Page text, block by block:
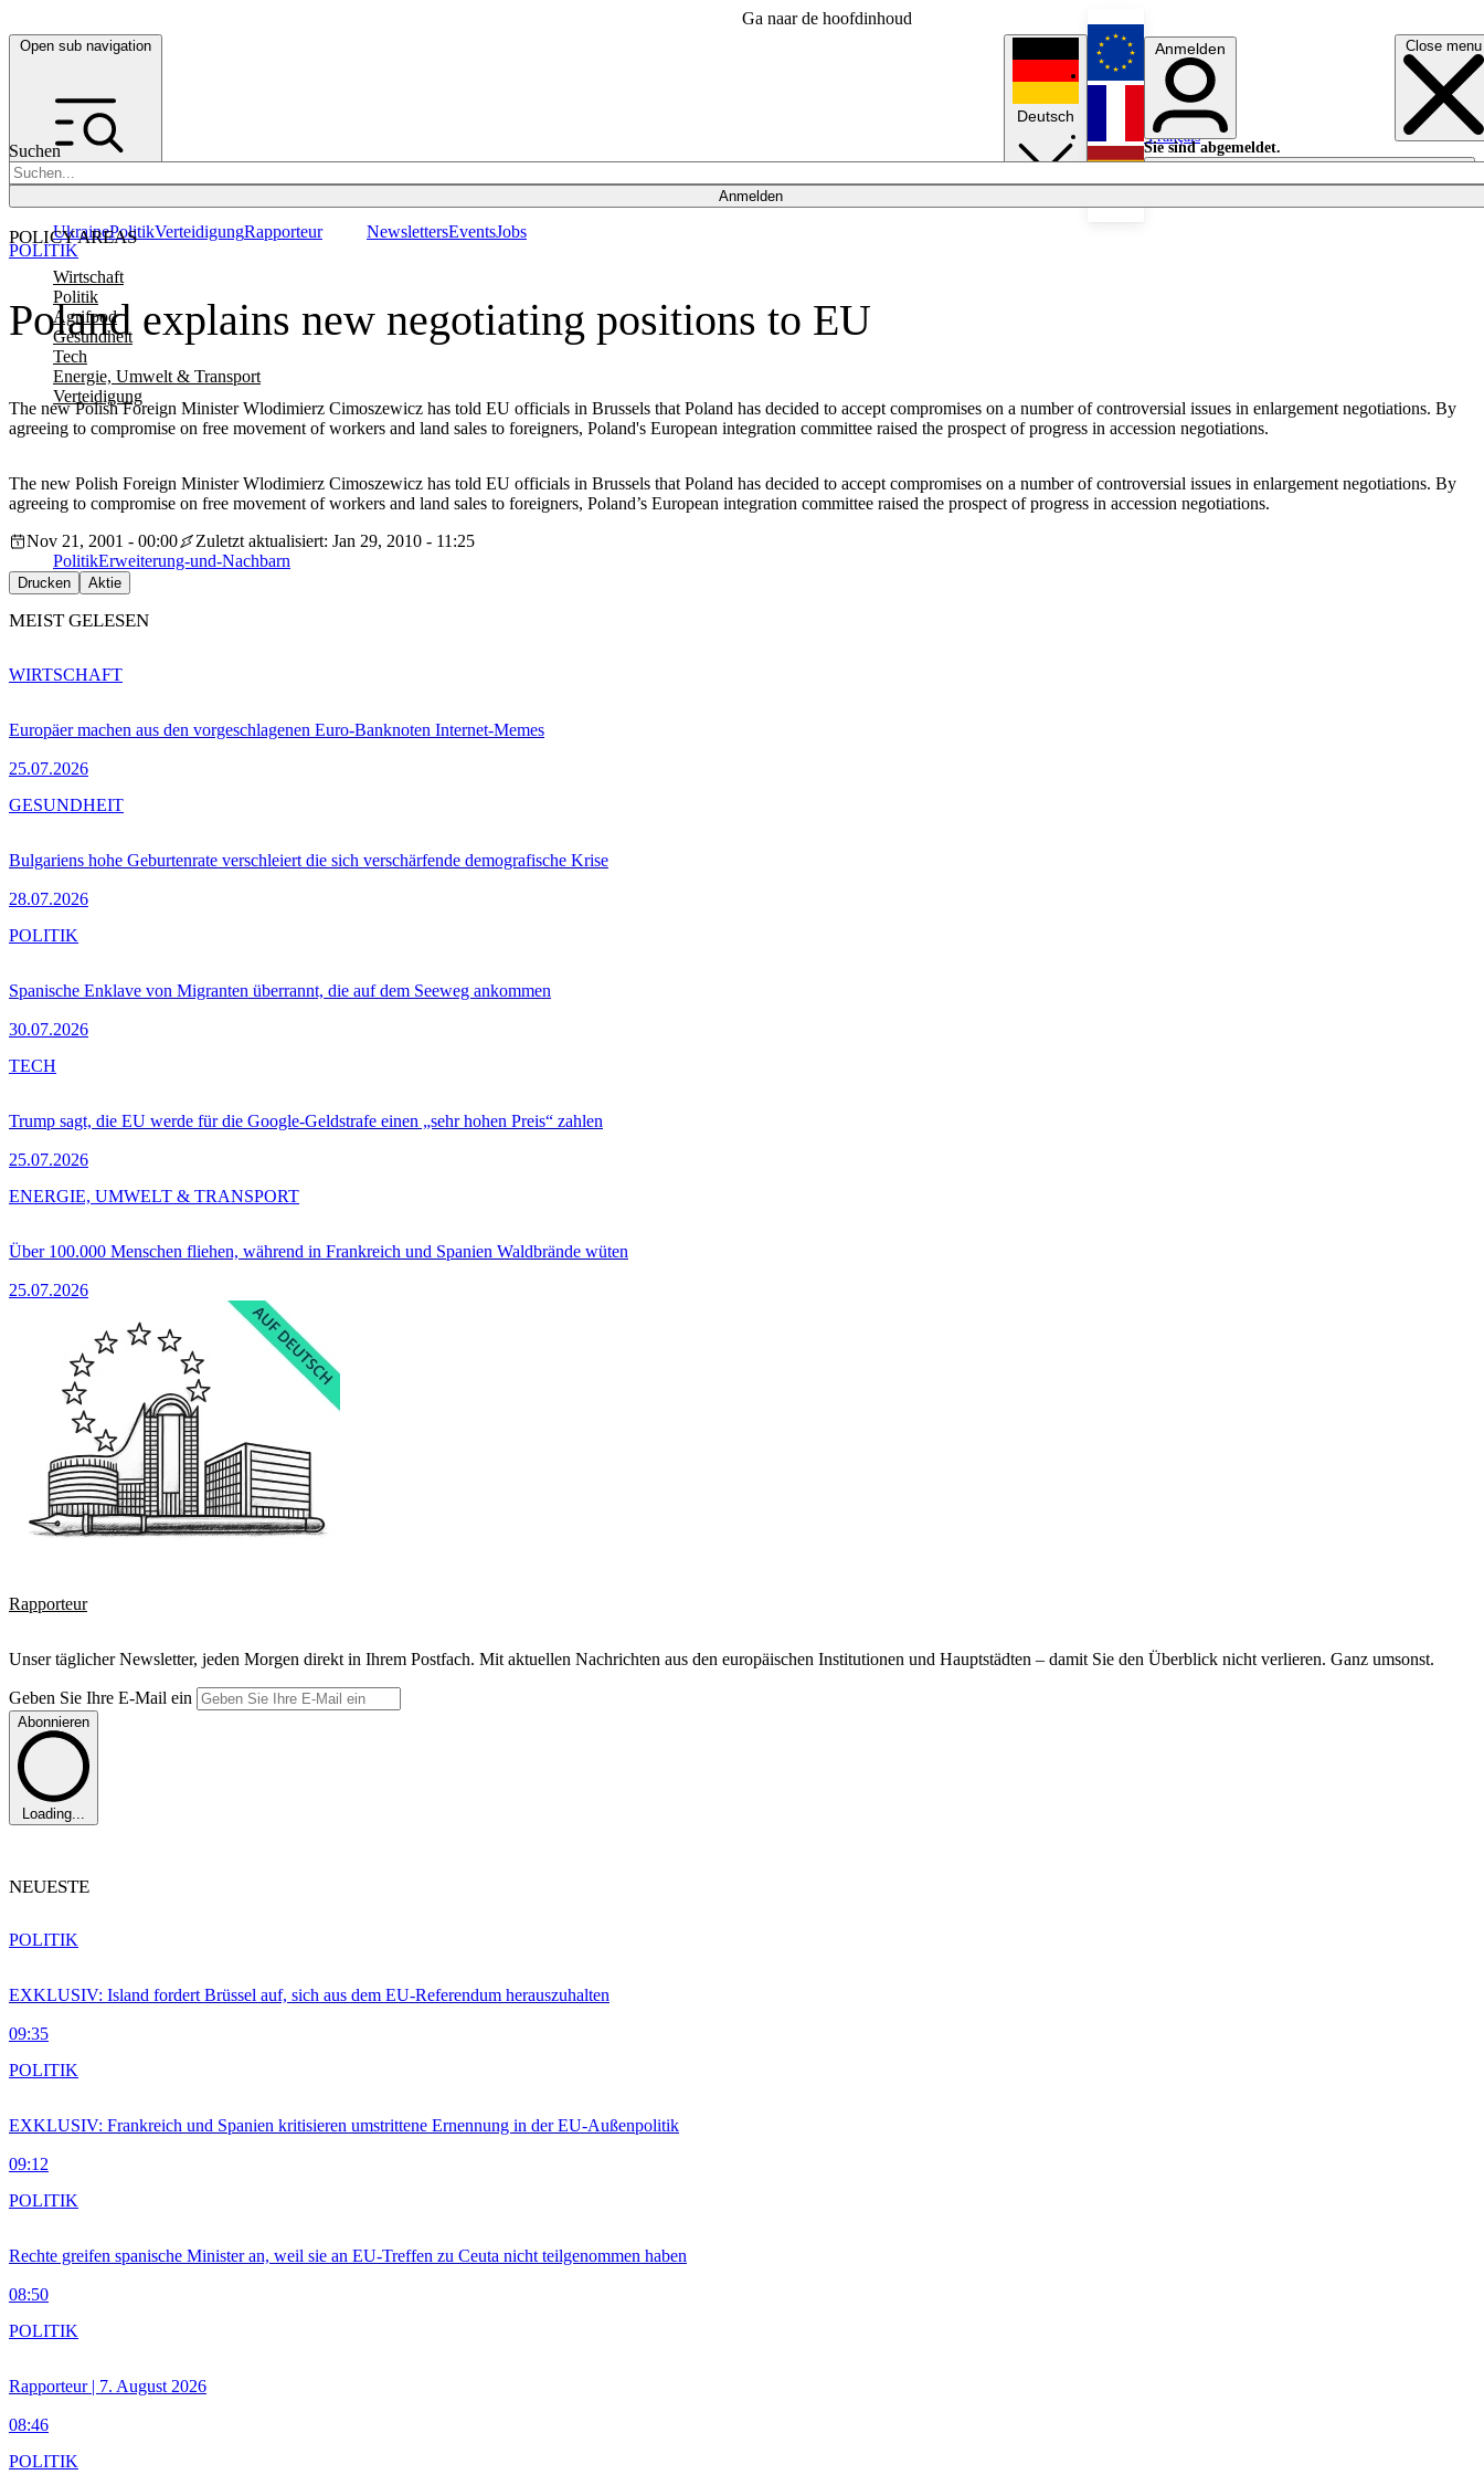
Ga naar de hoofdinhoud
Open sub navigation Close menu
Suchen
Anmelden
POLICY AREAS
Wirtschaft
Politik
Agrifood
Gesundheit
Tech
Energie, Umwelt & Transport
Verteidigung
UkrainePolitikVerteidigungRapporteur NewslettersEventsJobs
Deutsch
English
Français
Anmelden
Sie sind abgemeldet.
Anmelden
Licht aus
Poland explains new negotiating positions to EU
The new Polish Foreign Minister Wlodimierz Cimoszewicz has told EU officials in Brussels that Poland has decided to accept compromises on a number of controversial issues in enlargement negotiations. By
agreeing to compromise on free movement of workers and land sales to foreigners, Poland's European integration committee raised the prospect of progress in accession negotiations.
POLITIK
The new Polish Foreign Minister Wlodimierz Cimoszewicz has told EU officials in Brussels that Poland has decided to accept compromises on a number of controversial issues in enlargement negotiations. By
agreeing to compromise on free movement of workers and land sales to foreigners, Poland’s European integration committee raised the prospect of progress in accession negotiations.
Nov 21, 2001 - 00:00
Zuletzt aktualisiert: Jan 29, 2010 - 11:25
PolitikErweiterung-und-Nachbarn
Drucken Aktie
MEIST GELESEN
Europäer machen aus den vorgeschlagenen Euro-Banknoten Internet-Memes
25.07.2026
WIRTSCHAFT
Bulgariens hohe Geburtenrate verschleiert die sich verschärfende demografische Krise
28.07.2026
GESUNDHEIT
Spanische Enklave von Migranten überrannt, die auf dem Seeweg ankommen
30.07.2026
POLITIK
Trump sagt, die EU werde für die Google-Geldstrafe einen „sehr hohen Preis“ zahlen
25.07.2026
TECH
Über 100.000 Menschen fliehen, während in Frankreich und Spanien Waldbrände wüten
25.07.2026
ENERGIE, UMWELT & TRANSPORT
Rapporteur
Unser täglicher Newsletter, jeden Morgen direkt in Ihrem Postfach. Mit aktuellen Nachrichten aus den europäischen Institutionen und Hauptstädten – damit Sie den Überblick nicht verlieren. Ganz umsonst.
Geben Sie Ihre E-Mail ein
Abonnieren
Loading...
NEUESTE
EXKLUSIV: Island fordert Brüssel auf, sich aus dem EU-Referendum herauszuhalten
09:35
POLITIK
EXKLUSIV: Frankreich und Spanien kritisieren umstrittene Ernennung in der EU-Außenpolitik
09:12
POLITIK
Rechte greifen spanische Minister an, weil sie an EU-Treffen zu Ceuta nicht teilgenommen haben
08:50
POLITIK
Rapporteur | 7. August 2026
08:46
POLITIK
POLITIK